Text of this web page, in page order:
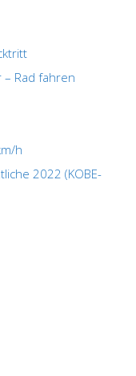
– Rad fahren
h
2022 (KOBE-